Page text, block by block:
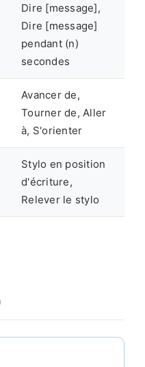
Dire [message],
Dire [message]
pendant (n)
secondes
Avancer de,
Tourner de, Aller
à, S'orienter
Stylo en position
d'écriture,
Relever le stylo